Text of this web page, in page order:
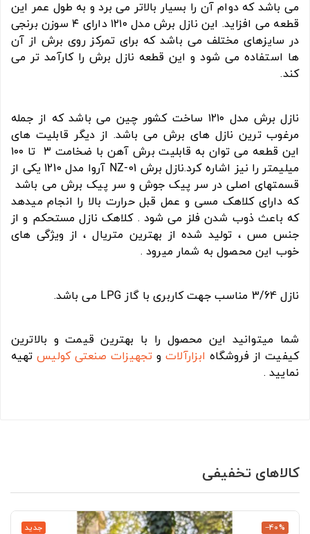
می باشد که دوام آن را بسیار بالاتر می برد و به طول عمر این
قطعه می افزاید. این نازل برش مدل ۱۲۱۰ دارای ۴ سوزن برنجی
در سایزهای مختلف می باشد که برای تمرکز روی برش از آن
ها استفاده می شود و این قطعه نازل برش را کارآمد تر می
کند.
نازل برش مدل ۱۲۱۰ ساخت کشور چین می باشد که از جمله
مرغوب ترین نازل های برش می باشد. از دیگر قابلیت های
این قطعه می توان به قابلیت برش آهن با ضخامت ۳ تا ۱۰۰
میلیمتر را نیز اشاره کرد.نازل برش NZ-01 آروا مدل 1210 یکی از
قسمتهای اصلی در سر پیک جوش و سر پیک برش می باشد
که دارای کلاهک مسی و عمل قبل حرارت بالا را انجام میدهد
که باعث ذوب شدن فلز می شود . کلاهک نازل مستحکم و از
جنس مس ، تولید شده از بهترین متریال ، از ویژگی های
خوب این محصول به شمار میرود .
نازل 3/64 مناسب جهت کاربری با گاز LPG می باشد.
شما میتوانید این محصول را با بهترین قیمت و بالاترین
کیفیت از فروشگاه ابزارآلات و تجهیزات صنعتی کولیستهیه
نمایید .
کالاهای تخفیفی
جدید ‎−40%